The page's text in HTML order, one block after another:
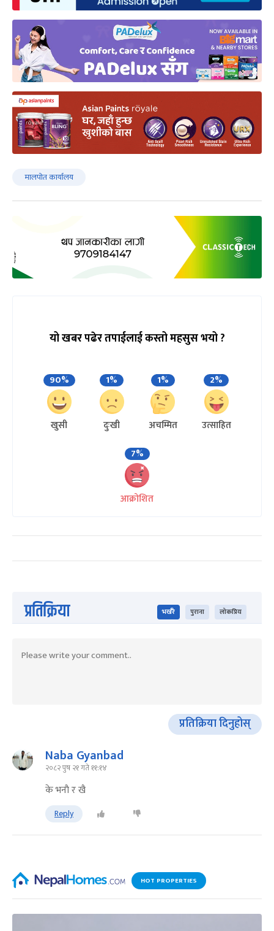
मालपोत कार्यालय
यो खबर पढेर तपाईलाई कस्तो महसुस भयो ?
90%
खुसी
1%
दुःखी
1%
अचम्मित
2%
उत्साहित
7%
आक्रोशित
प्रतिक्रिया भर्खरै पुराना लोकप्रिय
प्रतिक्रिया दिनुहोस्
Naba Gyanbad
२०८२ पुष २१ गते ११:१४
के भनाै र खै
Reply
HOT PROPERTIES